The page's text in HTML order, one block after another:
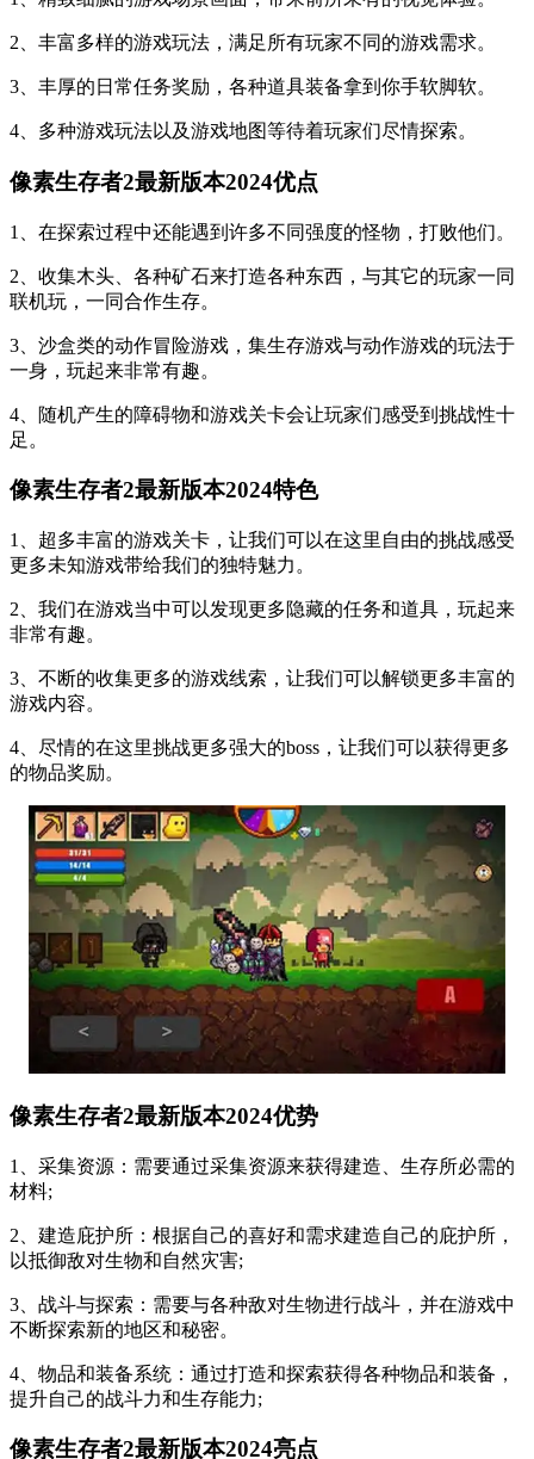
2、丰富多样的游戏玩法，满足所有玩家不同的游戏需求。
3、丰厚的日常任务奖励，各种道具装备拿到你手软脚软。
4、多种游戏玩法以及游戏地图等待着玩家们尽情探索。
像素生存者2最新版本2024优点
1、在探索过程中还能遇到许多不同强度的怪物，打败他们。
2、收集木头、各种矿石来打造各种东西，与其它的玩家一同
联机玩，一同合作生存。
3、沙盒类的动作冒险游戏，集生存游戏与动作游戏的玩法于
一身，玩起来非常有趣。
4、随机产生的障碍物和游戏关卡会让玩家们感受到挑战性十
足。
像素生存者2最新版本2024特色
1、超多丰富的游戏关卡，让我们可以在这里自由的挑战感受
更多未知游戏带给我们的独特魅力。
2、我们在游戏当中可以发现更多隐藏的任务和道具，玩起来
非常有趣。
3、不断的收集更多的游戏线索，让我们可以解锁更多丰富的
游戏内容。
4、尽情的在这里挑战更多强大的boss，让我们可以获得更多
的物品奖励。
像素生存者2最新版本2024优势
1、采集资源：需要通过采集资源来获得建造、生存所必需的
材料;
2、建造庇护所：根据自己的喜好和需求建造自己的庇护所，
以抵御敌对生物和自然灾害;
3、战斗与探索：需要与各种敌对生物进行战斗，并在游戏中
不断探索新的地区和秘密。
4、物品和装备系统：通过打造和探索获得各种物品和装备，
提升自己的战斗力和生存能力;
像素生存者2最新版本2024亮点